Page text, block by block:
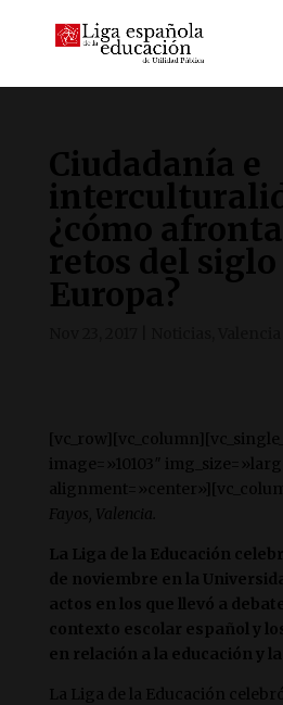
Ciudadanía e
¿cómo
retos del
Europa?
image=»10103″
Fayos, Valencia.
La Liga de la Educación
de noviembre en la
actos en los que llevó a
contexto escolar español y
en relación a la educación y
La Liga de la Educación